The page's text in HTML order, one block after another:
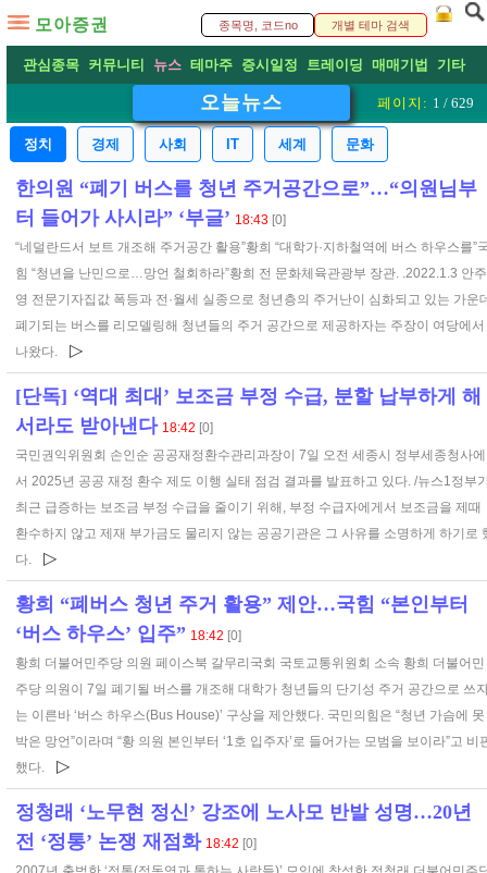
모아증권
관심종목 커뮤니티 뉴스 테마주 증시일정 트레이딩 매매기법 기타
오늘뉴스 페이지: 1 / 629
정치 경제 사회 IT 세계 문화
한의원 “폐기 버스를 청년 주거공간으로”…“의원님부
터 들어가 사시라” ‘부글’ 18:43 [0]
“네덜란드서 보트 개조해 주거공간 활용”황희 “대학가·지하철역에 버스 하우스를”
힘 “청년을 난민으로…망언 철회하라”황희 전 문화체육관광부 장관. .2022.1.3 안주
영 전문기자집값 폭등과 전·월세 실종으로 청년층의 주거난이 심화되고 있는 가운
폐기되는 버스를 리모델링해 청년들의 주거 공간으로 제공하자는 주장이 여당에서
나왔다.
▷
[단독] ‘역대 최대’ 보조금 부정 수급, 분할 납부하게 해
서라도 받아낸다 18:42 [0]
국민권익위원회 손인순 공공재정환수관리과장이 7일 오전 세종시 정부세종청사에
서 2025년 공공 재정 환수 제도 이행 실태 점검 결과를 발표하고 있다. /뉴스1정부
최근 급증하는 보조금 부정 수급을 줄이기 위해, 부정 수급자에게서 보조금을 제때
환수하지 않고 제재 부가금도 물리지 않는 공공기관은 그 사유를 소명하게 하기로
다.
▷
황희 “폐버스 청년 주거 활용” 제안…국힘 “본인부터
‘버스 하우스’ 입주” 18:42 [0]
황희 더불어민주당 의원 페이스북 갈무리국회 국토교통위원회 소속 황희 더불어민
주당 의원이 7일 폐기될 버스를 개조해 대학가 청년들의 단기성 주거 공간으로 쓰
는 이른바 ‘버스 하우스(Bus House)’ 구상을 제안했다. 국민의힘은 “청년 가슴에 못
박은 망언”이라며 “황 의원 본인부터 ‘1호 입주자’로 들어가는 모범을 보이라”고 비
했다.
▷
정청래 ‘노무현 정신’ 강조에 노사모 반발 성명…20년
전 ‘정통’ 논쟁 재점화 18:42 [0]